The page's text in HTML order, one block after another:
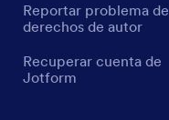
Reportar problema de
derechos de autor
Recuperar cuenta de
Jotform